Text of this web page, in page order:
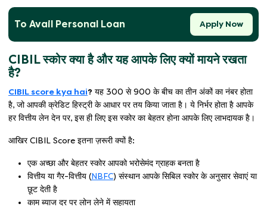
To Avail Personal Loan Apply Now
CIBIL स्कोर क्या है और यह आपके लिए क्यों मायने रखता
है?
CIBIL score kya hai? यह 300 से 900 के बीच का तीन अंकों का नंबर होता
है, जो आपकी क्रेडिट हिस्ट्री के आधार पर तय किया जाता है। ये निर्भर होता है आपके
हर वित्तीय लेन देन पर, इस ही लिए इस स्कोर का बेहतर होना आपके लिए लाभदायक है।
आखिर CIBIL Score इतना ज़रूरी क्यों है:
एक अच्छा और बेहतर स्कोर आपको भरोसेमंद ग्राहक बनता है
वित्तीय या गैर-वित्तीय ( NBFC) संस्थान आपके सिबिल स्कोर के अनुसार सेवाएं या
छूट देती है
काम ब्याज दर पर लोन लेने में सहायता